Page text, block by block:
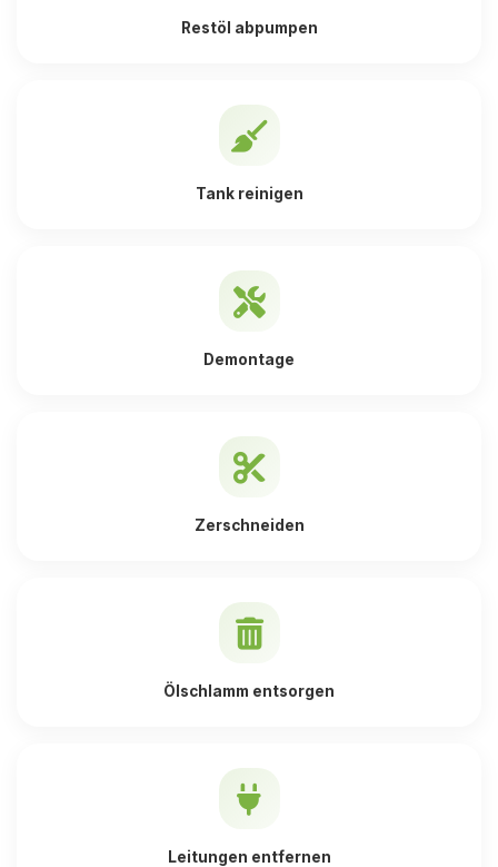
Restöl abpumpen
Tank reinigen
Demontage
Zerschneiden
Ölschlamm entsorgen
Leitungen entfernen